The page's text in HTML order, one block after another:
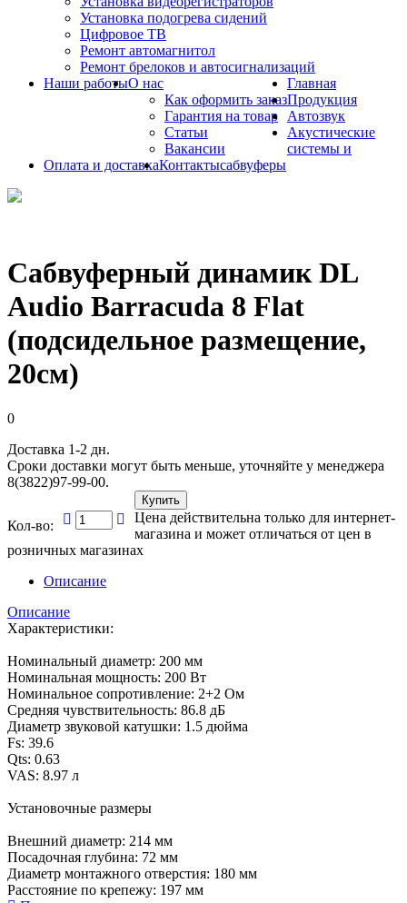
Установка подогрева сидений
Цифровое ТВ
Ремонт автомагнитол
Ремонт брелоков и автосигнализаций
Наши работыО нас
Как оформить заказ
Гарантия на товар
Статьи
Вакансии
Оплата и доставкаКонтакты
Главная
Продукция
Автозвук
Акустические
системы и
сабвуферы
Сабвуферный динамик DL
Audio Barracuda 8 Flat
(подсидельное размещение,
20см)
0
Доставка 1-2 дн.
Сроки доставки могут быть меньше, уточняйте у менеджера
8(3822)97-99-00.
Кол-во:
Купить
Цена действительна только для интернет-
магазина и может отличаться от цен в
розничных магазинах
Описание
Описание
Характеристики:
Номинальный диаметр: 200 мм
Номинальная мощность: 200 Вт
Номинальное сопротивление: 2+2 Ом
Средняя чувствительность: 86.8 дБ
Диаметр звуковой катушки: 1.5 дюйма
Fs: 39.6
Qts: 0.63
VAS: 8.97 л
Установочные размеры
Внешний диаметр: 214 мм
Посадочная глубина: 72 мм
Диаметр монтажного отверстия: 180 мм
Расстояние по крепежу: 197 мм